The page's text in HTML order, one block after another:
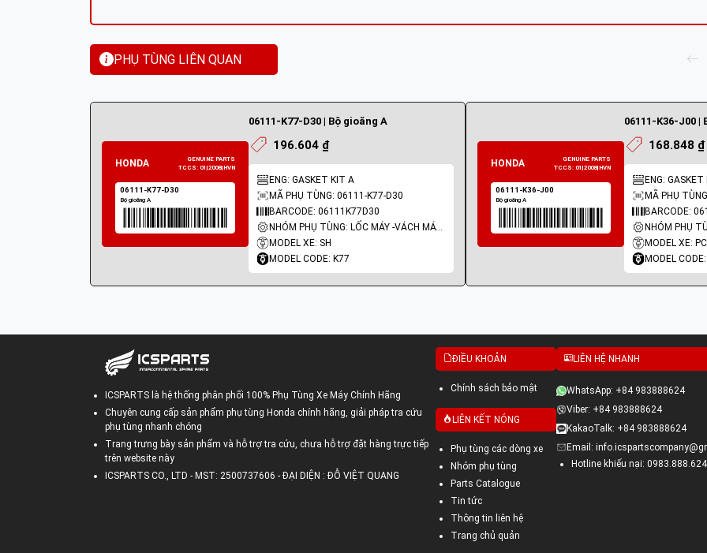
PHỤ TÙNG LIÊN QUAN
06111-K77-D30 | Bộ gioăng A
196.604 ₫
ENG: GASKET KIT A
MÃ PHỤ TÙNG: 06111-K77-D30
BARCODE: 06111K77D30
NHÓM PHỤ TÙNG: LỐC MÁY -VÁCH MÁY - GIOĂNG MÁY
MODEL XE: SH
MODEL CODE: K77
06111-K36-J00 |
168.848 ₫
ENG: GASKET
MÃ PHỤ
BARCODE:
MODEL XE:
MODEL
ICSPARTS là hệ thống phân phối 100% Phụ Tùng Xe Máy Chính Hãng
Chuyên cung cấp sản phẩm phụ tùng Honda chính hãng, giải pháp tra cứu
phụ tùng nhanh chóng
Trang trưng bày sản phẩm và hỗ trợ tra cứu, chưa hỗ trợ đặt hàng trực tiếp
trên website này
ICSPARTS CO., LTD - MST: 2500737606 - ĐẠI DIỆN : ĐỖ VIỆT QUANG
ĐIỀU KHOẢN
Chính sách bảo mật
LIÊN KẾT NÓNG
Phụ tùng các dòng xe
Nhóm phụ tùng
Parts Catalogue
Tin tức
Thông tin liên hệ
Trang chủ quản
LIÊN HỆ NHANH
WhatsApp: +84 983888624
Viber: +84 983888624
KakaoTalk: +84 983888624
Email:
Hotline khiếu nại: 0983.888.624